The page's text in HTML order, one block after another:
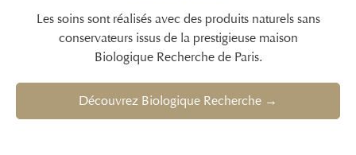
Les soins sont réalisés avec des produits naturels sans
conservateurs issus de la prestigieuse maison
Biologique Recherche de Paris.
Découvrez Biologique Recherche →